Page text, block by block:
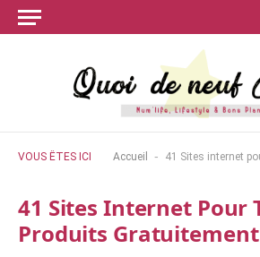
VOUS ÊTES ICI Accueil - 41 Sites internet pour
41 Sites Internet Pour
Produits Gratuitement